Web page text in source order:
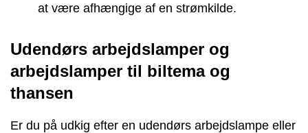
at være afhængige af en strømkilde.
Udendørs arbejdslamper og
arbejdslamper til biltema og
thansen
Er du på udkig efter en udendørs arbejdslampe eller